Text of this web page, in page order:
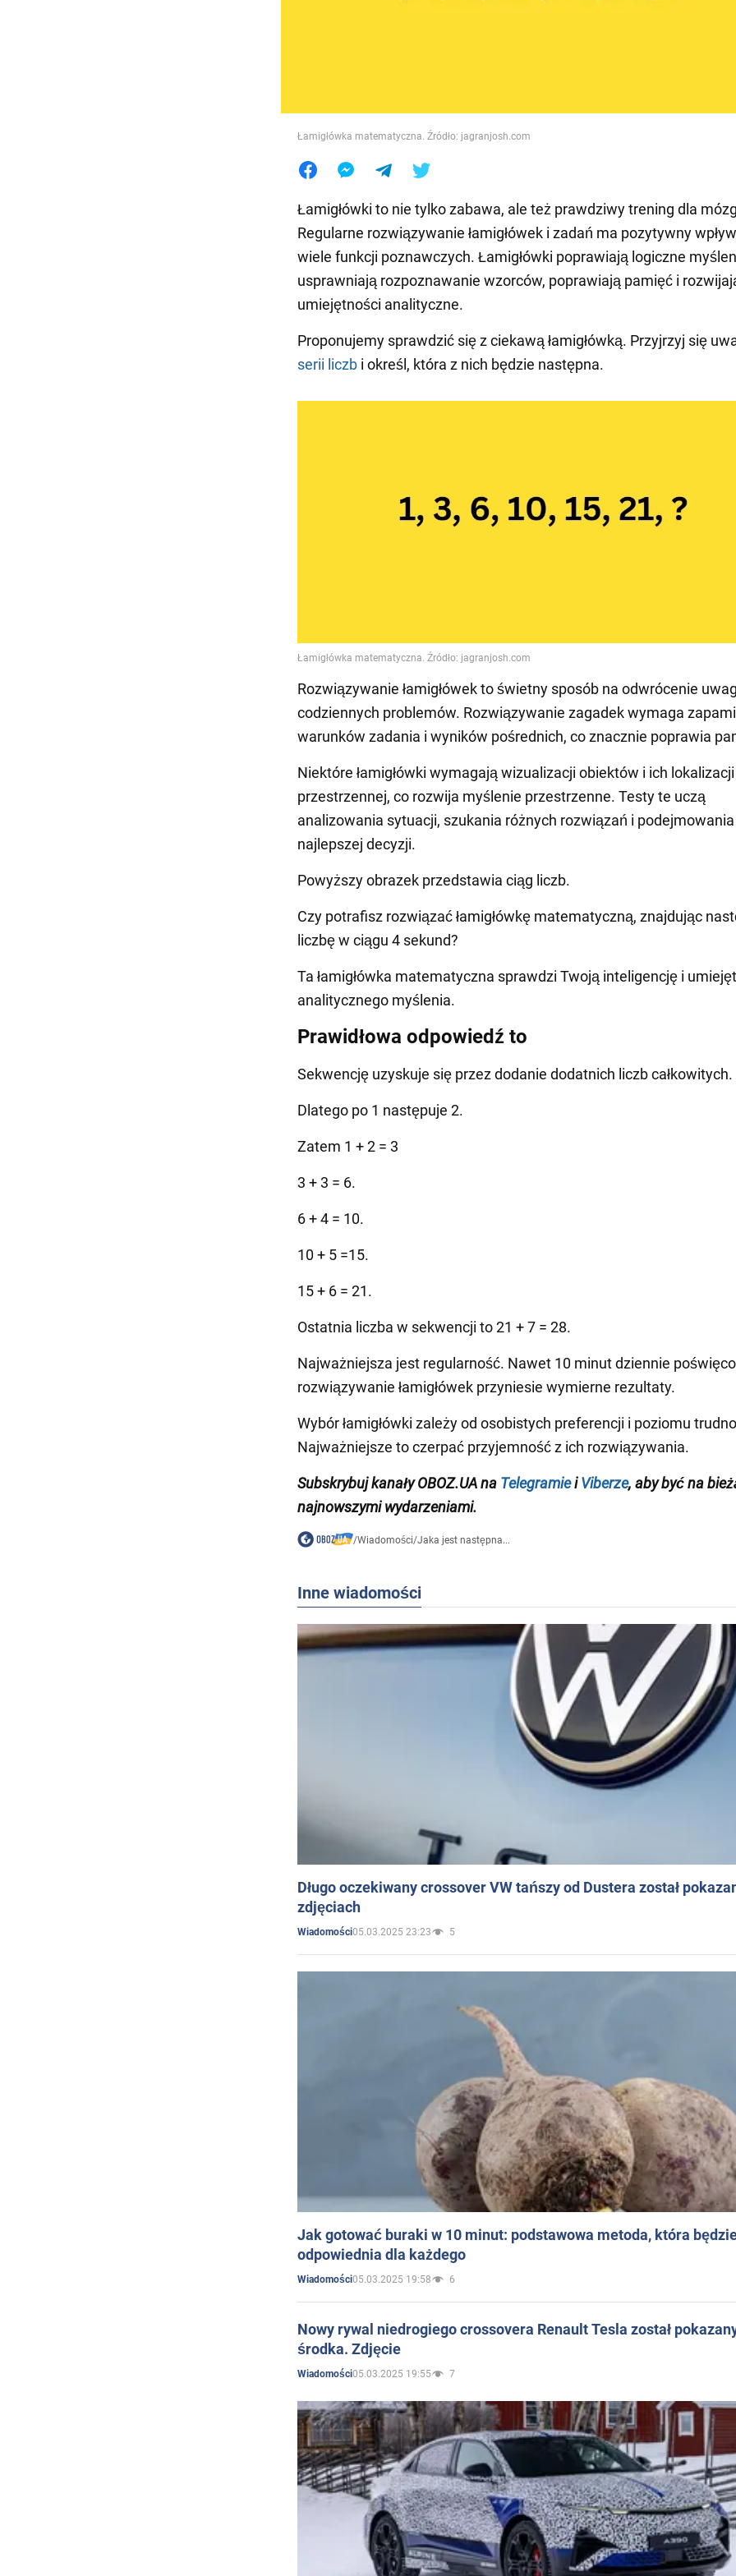
Łamigłówka matematyczna. Źródło: jagranjosh.com
Łamigłówki to nie tylko zabawa, ale też prawdziwy trening dla
Regularne rozwiązywanie łamigłówek i zadań ma pozytywny
wiele funkcji poznawczych. Łamigłówki poprawiają logiczne
usprawniają rozpoznawanie wzorców, poprawiają pamięć i
umiejętności analityczne.
Proponujemy sprawdzić się z ciekawą łamigłówką. Przyjrzyj się
serii liczb i określ, która z nich będzie następna.
Rozwiązywanie łamigłówek to świetny sposób na odwrócenie
codziennych problemów. Rozwiązywanie zagadek wymaga
warunków zadania i wyników pośrednich, co znacznie poprawia
Niektóre łamigłówki wymagają wizualizacji obiektów i ich lokalizacji
przestrzennej, co rozwija myślenie przestrzenne. Testy te uczą
analizowania sytuacji, szukania różnych rozwiązań i podejmowania
najlepszej decyzji.
Powyższy obrazek przedstawia ciąg liczb.
Czy potrafisz rozwiązać łamigłówkę matematyczną, znajdując
liczbę w ciągu 4 sekund?
Ta łamigłówka matematyczna sprawdzi Twoją inteligencję i
analitycznego myślenia.
Prawidłowa odpowiedź to
Sekwencję uzyskuje się przez dodanie dodatnich liczb całkowitych.
Dlatego po 1 następuje 2.
Zatem 1 + 2 = 3
3 + 3 = 6.
6 + 4 = 10.
10 + 5 =15.
15 + 6 = 21.
Ostatnia liczba w sekwencji to 21 + 7 = 28.
Najważniejsza jest regularność. Nawet 10 minut dziennie
rozwiązywanie łamigłówek przyniesie wymierne rezultaty.
Wybór łamigłówki zależy od osobistych preferencji i poziomu
Najważniejsze to czerpać przyjemność z ich rozwiązywania.
Subskrybuj kanały OBOZ.UA na TelegramieiViberze, aby być na
najnowszymi wydarzeniami.
/Wiadomości/Jaka jest następna...
Inne wiadomości
Długo oczekiwany crossover VW tańszy od Dustera został
zdjęciach
Wiadomości05.03.2025 23:23 5
Jak gotować buraki w 10 minut: podstawowa metoda, która
odpowiednia dla każdego
Wiadomości05.03.2025 19:58 6
Nowy rywal niedrogiego crossovera Renault Tesla został
środka. Zdjęcie
Wiadomości05.03.2025 19:55 7